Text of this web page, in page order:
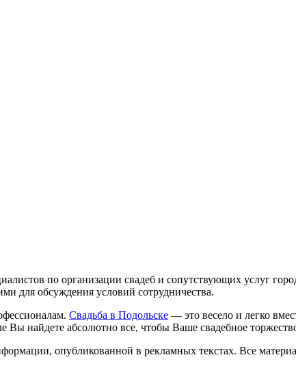
по организации свадеб и сопутствующих услуг
для обсуждения условий сотрудничества.
Свадьба в Подольске — это весело и легко
найдете абсолютно все, чтобы Ваше свадебное
опубликованной в рекламных текстах. Все